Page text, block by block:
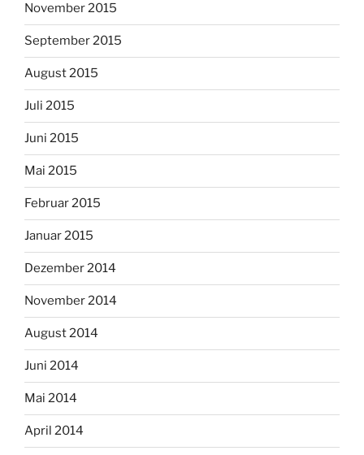
November 2015
September 2015
August 2015
Juli 2015
Juni 2015
Mai 2015
Februar 2015
Januar 2015
Dezember 2014
November 2014
August 2014
Juni 2014
Mai 2014
April 2014